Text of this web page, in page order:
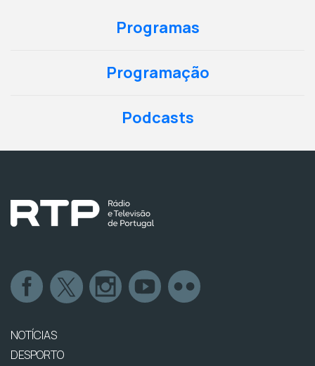
Programas
Programação
Podcasts
NOTÍCIAS
DESPORTO